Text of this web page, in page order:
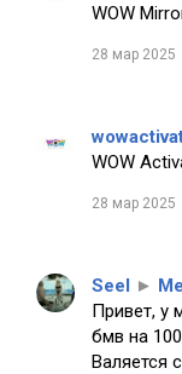
WOW
28 мар 2025
WOW
28 мар 2025
Seel ►
Привет, у
бмв на
Валяется